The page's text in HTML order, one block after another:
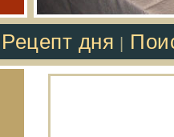
Рецепт дня